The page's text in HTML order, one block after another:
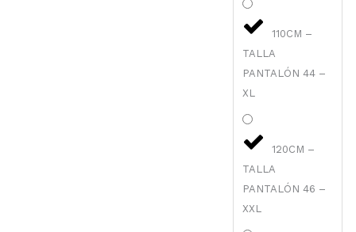
110CM –
TALLA
PANTALÓN 44 –
XL
120CM –
TALLA
PANTALÓN 46 –
XXL